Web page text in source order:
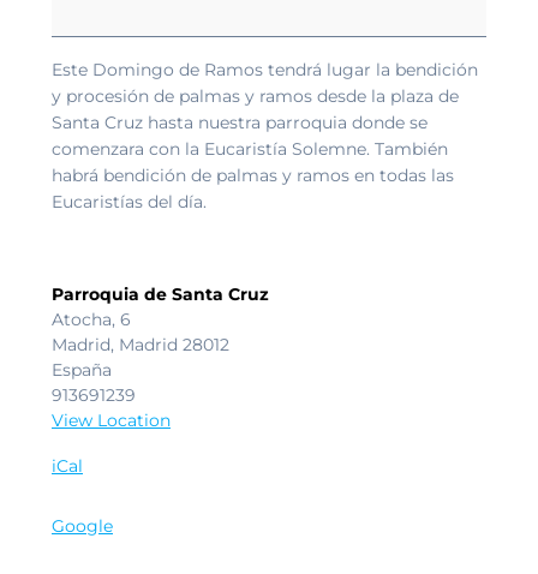
palmas
y
ramos.
Este Domingo de Ramos tendrá lugar la bendición
y procesión de palmas y ramos desde la plaza de
Santa Cruz hasta nuestra parroquia donde se
comenzara con la Eucaristía Solemne. También
habrá bendición de palmas y ramos en todas las
Eucaristías del día.
Parroquia de Santa Cruz
Atocha, 6
Madrid, Madrid 28012
España
913691239
View Location
iCal
Google